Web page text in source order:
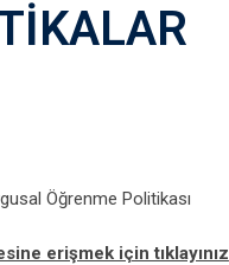
Öğrenme Politikası
erişmek için tıklayınız